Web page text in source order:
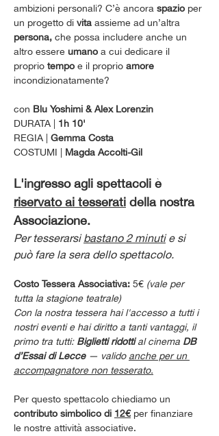
ambizioni personali? C’è ancora spazio per
un progetto di vita assieme ad un’altra
persona, che possa includere anche un
altro essere umano a cui dedicare il
proprio tempo e il proprio amore
incondizionatamente?
con Blu Yoshimi & Alex Lorenzin
DURATA | 1h 10'
REGIA | Gemma Costa
COSTUMI | Magda Accolti-Gil
L'ingresso agli spettacoli è
riservato ai tesserati della nostra
Associazione.
Per tesserarsi bastano 2 minuti e si
può fare la sera dello spettacolo.
Costo Tessera Associativa: 5€ (vale per
tutta la stagione teatrale)
Con la nostra tessera hai l'accesso a tutti i
nostri eventi e hai diritto a tanti vantaggi, il
primo tra tutti: Biglietti ridotti al cinema DB
d’Essai di Lecce — valido anche per un
accompagnatore non tesserato.
Per questo spettacolo chiediamo un
contributo simbolico di 12€ per finanziare
le nostre attività associative.